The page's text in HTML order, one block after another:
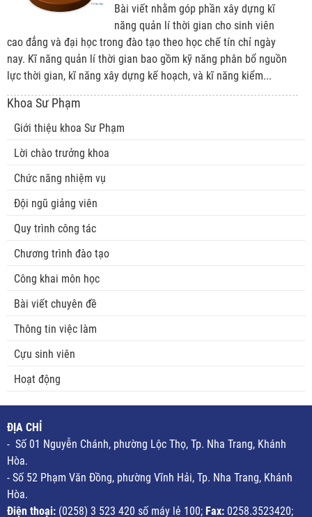
Bài viết nhằm góp phần xây dựng kĩ
năng quản lí thời gian cho sinh viên
cao đẳng và đại học trong đào tạo theo học chế tín chỉ ngày
nay. Kĩ năng quản lí thời gian bao gồm kỹ năng phân bổ nguồn
lực thời gian, kĩ năng xây dựng kế hoạch, và kĩ năng kiểm...
Khoa Sư Phạm
Giới thiệu khoa Sư Phạm
Lời chào trưởng khoa
Chức năng nhiệm vụ
Đội ngũ giảng viên
Quy trình công tác
Chương trình đào tạo
Công khai môn học
Bài viết chuyên đề
Thông tin việc làm
Cựu sinh viên
Hoạt động
ĐỊA CHỈ
- Số 01 Nguyễn Chánh, phường Lộc Thọ, Tp. Nha Trang, Khánh
Hòa.
- Số 52 Phạm Văn Đồng, phường Vĩnh Hải, Tp. Nha Trang, Khánh
Hòa.
Điện thoại: (0258) 3 523 420 số máy lẻ 100; Fax: 0258.3523420;